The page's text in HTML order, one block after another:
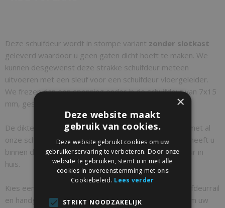
Deze schuifdeur wordt in stompe variant zonder slotkast
geleverd waardoor u geen gaten dicht hoeft te maken. We
kunnen desgewenst deze strakke schuifdeur meteen
uitvoeren met een sleuf voor een schuifdeur vloergeleider.
We frezen dan een sponning onder in de schuifdeur van 7x15
mm, geschikt voor onze standaard vloergeleider.
De dikte van deze gladde schuifdeur is 40mm en kan met al
onze schuifdeursystemen gecombineerd worden. Zo heeft u
binnen de kortste keren een fraaie moderne schuifdeur in
huis.
Kies eenvoudig uw maat en afwerking. Even een schuifdeurrail
en handgreep toevoegen en uw pakket is compleet om uw
×
Deze website maakt
gebruik van cookies.
Deze website gebruikt cookies om uw
gebruikerservaring te verbeteren. Door onze
website te gebruiken, stemt u in met alle
cookies in overeenstemming met ons
Cookiebeleid. Lees verder
STRIKT NOODZAKELIJK